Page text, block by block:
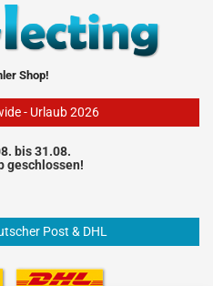
Shop!
- Urlaub 2026
bis 31.08.
geschlossen!
Post & DHL